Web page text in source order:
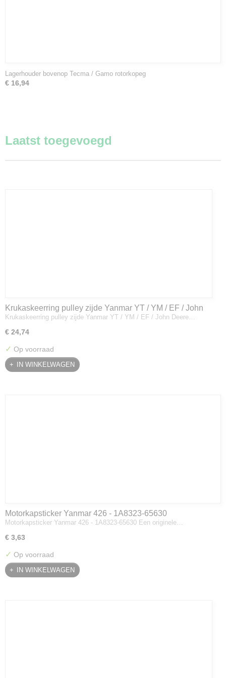
Lagerhouder bovenop Tecma / Gamo rotorkopeg
€ 16,94
Laatst toegevoegd
Krukaskeerring pulley zijde Yanmar YT / YM / EF / John
Deere - 119934-01800
Krukaskeerring pulley zijde Yanmar YT / YM / EF / John Deere…
€ 24,74
✓ Op voorraad
IN WINKELWAGEN
Motorkapsticker Yanmar 426 - 1A8323-65630
Motorkapsticker Yanmar 426 - 1A8323-65630 Een originele…
€ 3,63
✓ Op voorraad
IN WINKELWAGEN